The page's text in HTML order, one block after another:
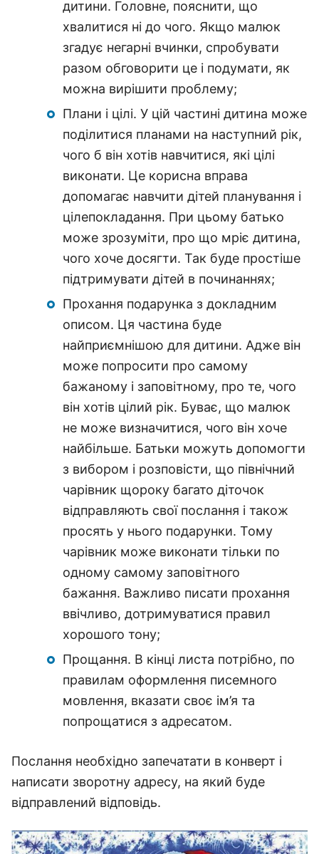
дитини. Головне, пояснити, що
хвалитися ні до чого. Якщо малюк
згадує негарні вчинки, спробувати
разом обговорити це і подумати, як
можна вирішити проблему;
Плани і цілі. У цій частині дитина може
поділитися планами на наступний рік,
чого б він хотів навчитися, які цілі
виконати. Це корисна вправа
допомагає навчити дітей планування і
цілепокладання. При цьому батько
може зрозуміти, про що мріє дитина,
чого хоче досягти. Так буде простіше
підтримувати дітей в починаннях;
Прохання подарунка з докладним
описом. Ця частина буде
найприємнішою для дитини. Адже він
може попросити про самому
бажаному і заповітному, про те, чого
він хотів цілий рік. Буває, що малюк
не може визначитися, чого він хоче
найбільше. Батьки можуть допомогти
з вибором і розповісти, що північний
чарівник щороку багато діточок
відправляють свої послання і також
просять у нього подарунки. Тому
чарівник може виконати тільки по
одному самому заповітного
бажання. Важливо писати прохання
ввічливо, дотримуватися правил
хорошого тону;
Прощання. В кінці листа потрібно, по
правилам оформлення писемного
мовлення, вказати своє ім’я та
попрощатися з адресатом.
Послання необхідно запечатати в конверт і
написати зворотну адресу, на який буде
відправлений відповідь.